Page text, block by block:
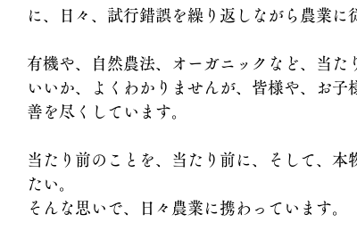
に、日々、試行錯誤を繰り返しながら農業に
有機や、自然農法、オーガニックなど、当
いいか、よくわかりませんが、皆様や、お
善を尽くしています。
当たり前のことを、当たり前に、そして、
たい。
そんな思いで、日々農業に携わっています。